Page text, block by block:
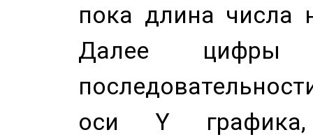
пока длина числа
Далее цифры
оси Y